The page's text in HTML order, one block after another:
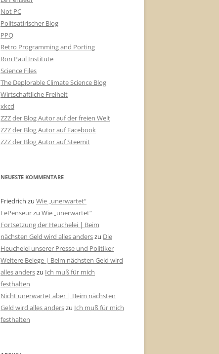
Not PC
Politsatirischer Blog
PPQ
Retro Programming and Porting
Ron Paul Institute
Science Files
The Deplorable Climate Science Blog
Wirtschaftliche Freiheit
xkcd
ZZZ der Blog Autor auf der freien Welt
ZZZ der Blog Autor auf Facebook
ZZZ der Blog Autor auf Steemit
NEUESTE KOMMENTARE
Friedrich zu Wie „unerwartet“
LePenseurzu Wie „unerwartet“
Fortsetzung der Heuchelei | Beim
nächsten Geld wird alles anderszu Die
Heuchelei unserer Presse und Politiker
Weitere Belege | Beim nächsten Geld wird
alles anderszu Ich muß für mich
festhalten
Nicht unerwartet aber | Beim nächsten
Geld wird alles anderszu Ich muß für mich
festhalten